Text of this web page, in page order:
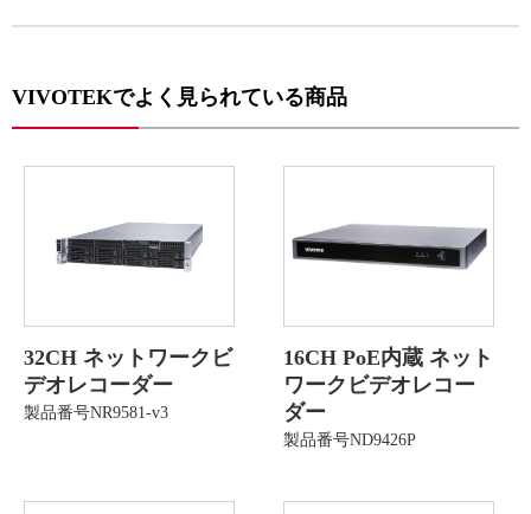
VIVOTEKでよく見られている商品
32CH ネットワークビ
デオレコーダー
製品番号NR9581-v3
16CH PoE内蔵 ネット
ワークビデオレコー
ダー
製品番号ND9426P